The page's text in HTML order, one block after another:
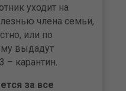
уходит на
члена семьи,
или по
выдадут
– карантин.
за все